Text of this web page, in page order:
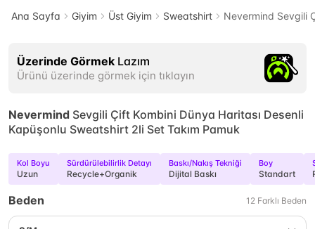
Ana Sayfa Giyim Üst Giyim Sweatshirt Nevermind Sevgili
Üzerinde Görmek Lazım
Ürünü üzerinde görmek için tıklayın
Nevermind Sevgili Çift Kombini Dünya Haritası Desenli
Kapüşonlu Sweatshirt 2li Set Takım Pamuk
Kol Boyu
Uzun
Sürdürülebilirlik Detayı
Recycle+Organik
Baskı/Nakış Tekniği
Dijital Baskı
Boy
Standart
Beden 12 Farklı Beden